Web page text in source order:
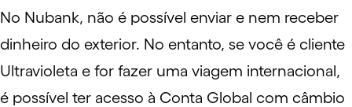
No Nubank, não é possível enviar e nem receber
dinheiro do exterior. No entanto, se você é cliente
Ultravioleta e for fazer uma viagem internacional,
é possível ter acesso à Conta Global com câmbio